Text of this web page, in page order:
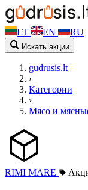
LT EN RU
Искать акции
gudrusis.lt
›
Категории
›
Мясо и
RIMI MARE